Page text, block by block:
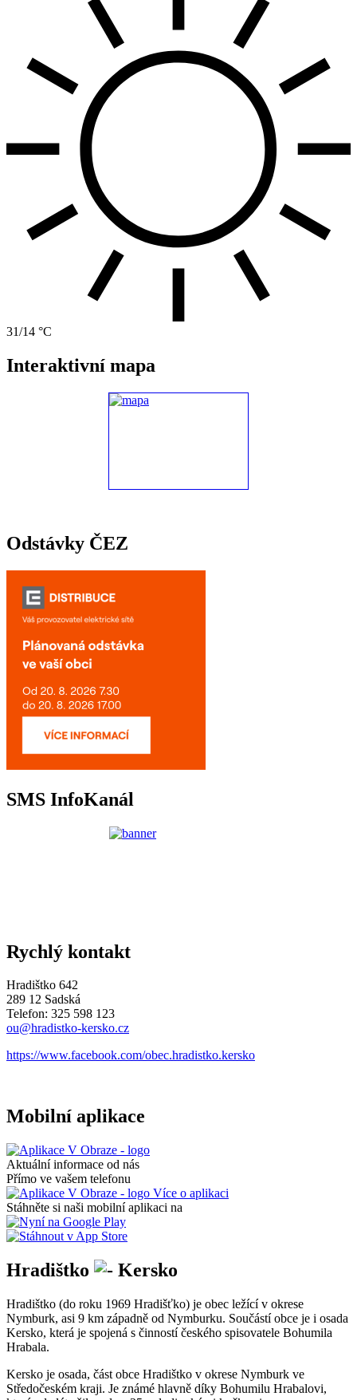
31/14 °C
Interaktivní mapa
Odstávky ČEZ
SMS InfoKanál
Rychlý kontakt
Hradištko 642
289 12 Sadská
Telefon: 325 598 123
ou@hradistko-kersko.cz
https://www.facebook.com/obec.hradistko.kersko
Mobilní aplikace
Aktuální informace od nás
Přímo ve vašem telefonu
Více o aplikaci
Stáhněte si naši mobilní aplikaci na
Hradištko Kersko
Hradištko (do roku 1969 Hradišťko) je obec ležící v okrese
Nymburk, asi 9 km západně od Nymburku. Součástí obce je i osada
Kersko, která je spojená s činností českého spisovatele Bohumila
Hrabala.
Kersko je osada, část obce Hradištko v okrese Nymburk ve
Středočeském kraji. Je známé hlavně díky Bohumilu Hrabalovi,